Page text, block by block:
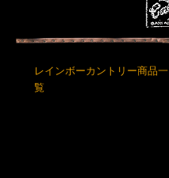
レインボーカントリー商品一
覧